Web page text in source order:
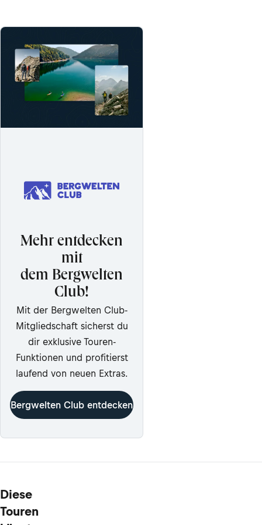
Mehr entdecken
mit
dem Bergwelten
Club!
Mit der Bergwelten Club-
Mitgliedschaft sicherst du
dir exklusive Touren-
Funktionen und profitierst
laufend von neuen Extras.
Bergwelten Club entdecken
Diese
Touren